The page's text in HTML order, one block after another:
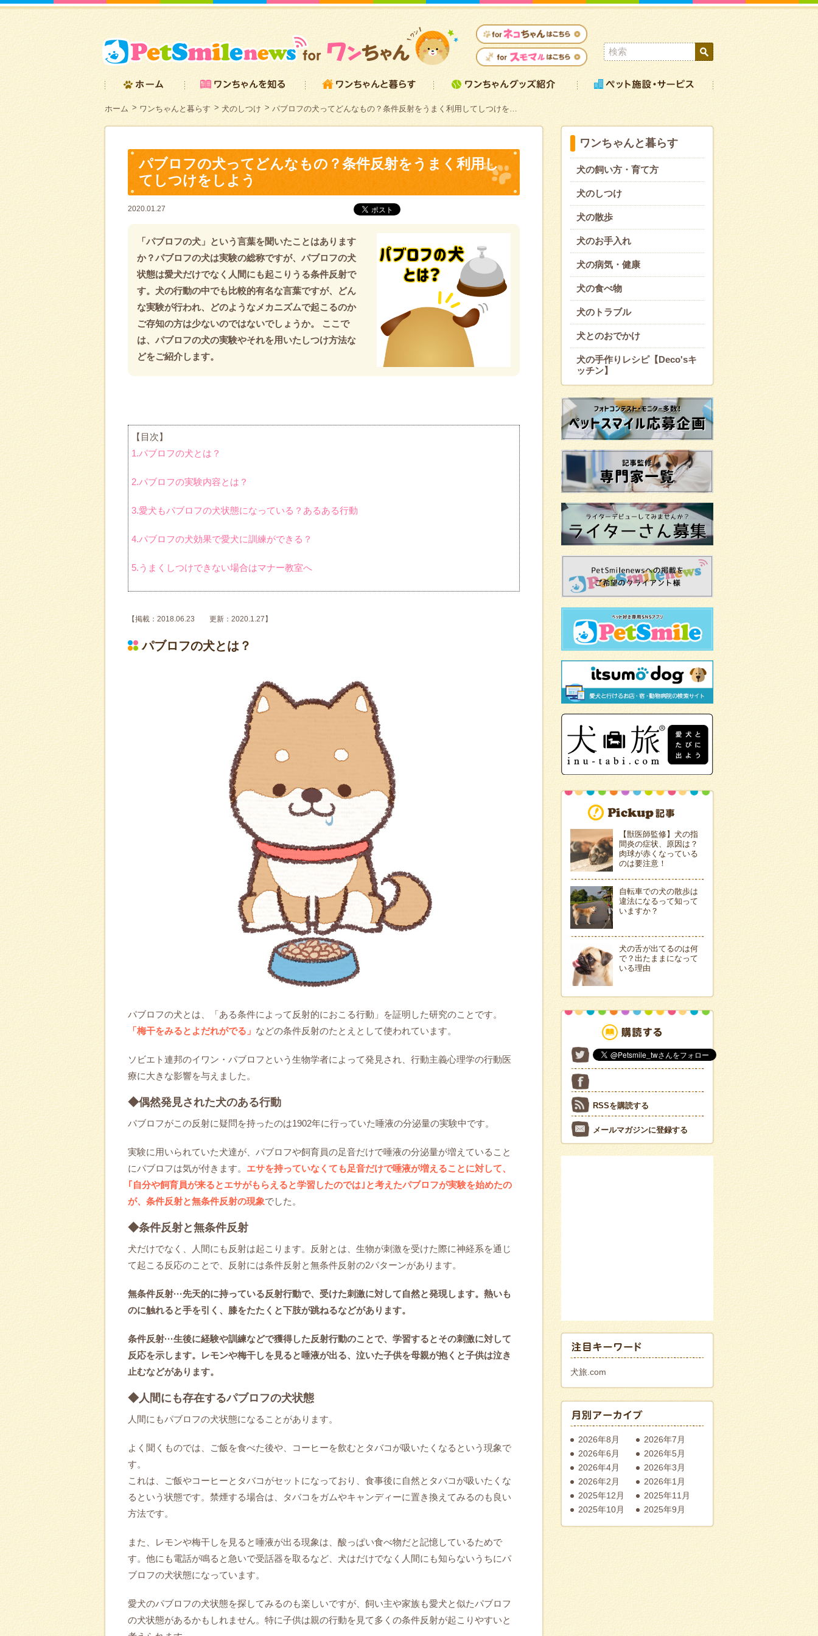
ホーム ワンちゃんと暮らす 犬のしつけ パブロフの犬ってどんなもの？条件反射をうまく利用してしつけを…
パブロフの犬ってどんなもの？条件反射をうまく利用し
てしつけをしよう
2020.01.27
「パブロフの犬」という言葉を聞いたことはあります
か？パブロフの犬は実験の総称ですが、パブロフの犬
状態は愛犬だけでなく人間にも起こりうる条件反射で
す。犬の行動の中でも比較的有名な言葉ですが、どん
な実験が行われ、どのようなメカニズムで起こるのか
ご存知の方は少ないのではないでしょうか。 ここで
は、パブロフの犬の実験やそれを用いたしつけ方法な
どをご紹介します。
【目次】
1.パブロフの犬とは？
2.パブロフの実験内容とは？
3.愛犬もパブロフの犬状態になっている？あるある行動
4.パブロフの犬効果で愛犬に訓練ができる？
5.うまくしつけできない場合はマナー教室へ
【掲載：2018.06.23 更新：2020.1.27】
パブロフの犬とは？
パブロフの犬とは、「ある条件によって反射的におこる行動」を証明した研究のことです。
「梅干をみるとよだれがでる」 などの条件反射のたとえとして使われています。
ソビエト連邦のイワン・パブロフという生物学者によって発見され、行動主義心理学の行動医
療に大きな影響を与えました。
◆偶然発見された犬のある行動
パブロフがこの反射に疑問を持ったのは1902年に行っていた唾液の分泌量の実験中です。
実験に用いられていた犬達が、パブロフや飼育員の足音だけで唾液の分泌量が増えていること
にパブロフは気が付きます。 エサを持っていなくても足音だけで唾液が増えることに対して、
｢自分や飼育員が来るとエサがもらえると学習したのでは｣と考えたパブロフが実験を始めたの
が、条件反射と無条件反射の現象でした。
◆条件反射と無条件反射
犬だけでなく、人間にも反射は起こります。反射とは、生物が刺激を受けた際に神経系を通じ
て起こる反応のことで、反射には条件反射と無条件反射の2パターンがあります。
無条件反射···先天的に持っている反射行動で、受けた刺激に対して自然と発現します。熱いも
のに触れると手を引く、膝をたたくと下肢が跳ねるなどがあります。
条件反射···生後に経験や訓練などで獲得した反射行動のことで、学習するとその刺激に対して
反応を示します。レモンや梅干しを見ると唾液が出る、泣いた子供を母親が抱くと子供は泣き
止むなどがあります。
◆人間にも存在するパブロフの犬状態
人間にもパブロフの犬状態になることがあります。
よく聞くものでは、ご飯を食べた後や、コーヒーを飲むとタバコが吸いたくなるという現象で
す。
これは、ご飯やコーヒーとタバコがセットになっており、食事後に自然とタバコが吸いたくな
るという状態です。禁煙する場合は、タバコをガムやキャンディーに置き換えてみるのも良い
方法です。
また、レモンや梅干しを見ると唾液が出る現象は、酸っぱい食べ物だと記憶しているためで
す。他にも電話が鳴ると急いで受話器を取るなど、犬はだけでなく人間にも知らないうちにパ
ブロフの犬状態になっています。
愛犬のパブロフの犬状態を探してみるのも楽しいですが、飼い主や家族も愛犬と似たパブロフ
の犬状態があるかもしれません。特に子供は親の行動を見て多くの条件反射が起こりやすいと
ワンちゃんと暮らす
犬の飼い方・育て方
犬のしつけ
犬の散歩
犬のお手入れ
犬の病気・健康
犬の食べ物
犬のトラブル
犬とのおでかけ
犬の手作りレシピ【Deco'sキ
ッチン】
【獣医師監修】犬の指
間炎の症状、原因は？
肉球が赤くなっている
のは要注意！
自転車での犬の散歩は
違法になるって知って
いますか？
犬の舌が出てるのは何
で？出たままになって
いる理由
RSSを購読する
メールマガジンに登録する
犬旅.com
2026年8月
2026年7月
2026年6月
2026年5月
2026年4月
2026年3月
2026年2月
2026年1月
2025年12月
2025年11月
2025年10月
2025年9月